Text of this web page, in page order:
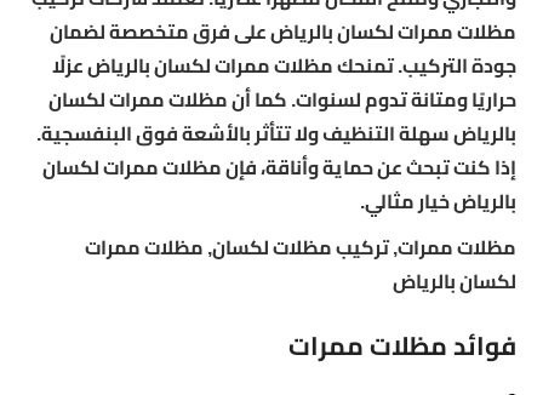
مظلات ممرات لكسان بالرياض على فرق متخصصة لضمان
جودة التركيب. تمنحك مظلات ممرات لكسان بالرياض عزلًا
حراريًا ومتانة تدوم لسنوات. كما أن مظلات ممرات لكسان
بالرياض سهلة التنظيف ولا تتأثر بالأشعة فوق البنفسجية.
إذا كنت تبحث عن حماية وأناقة، فإن مظلات ممرات لكسان
بالرياض خيار مثالي.
مظلات ممرات, تركيب مظلات لكسان, مظلات ممرات
لكسان بالرياض
فوائد مظلات ممرات